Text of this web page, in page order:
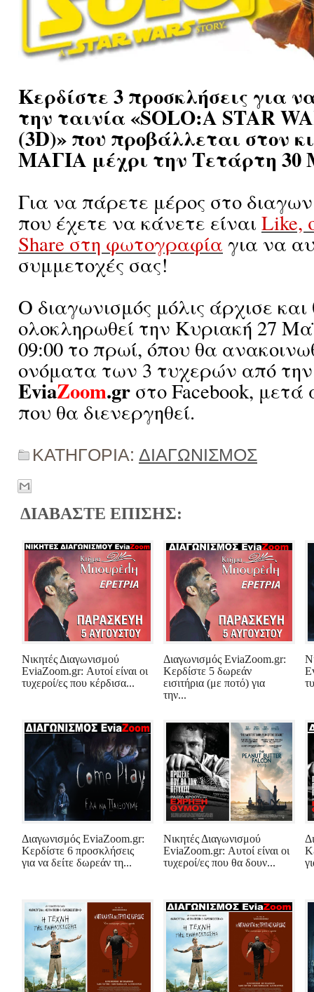
Κερδίστε 3 προσκλήσεις για
την ταινία «SOLO:A STAR
(3D)» που προβάλλεται στον
ΜΑΓΙΑ μέχρι την Τετάρτη 30
Για να πάρετε μέρος στο
που έχετε να κάνετε είναι Like,
Share στη φωτογραφία για να
συμμετοχές σας!
Ο διαγωνισμός μόλις άρχισε και
ολοκληρωθεί την Κυριακή 27
09:00 το πρωί, όπου θα
ονόματα των 3 τυχερών από
EviaZoom.gr στο Facebook,
που θα διενεργηθεί.
ΚΑΤΗΓΟΡΙΑ: ΔΙΑΓΩΝΙΣΜΟΣ
ΔΙΑΒΑΣΤΕ ΕΠΙΣΗΣ:
Νικητές Διαγωνισμού
EviaZoom.gr: Αυτοί είναι οι
τυχεροί/ες που κέρδισα...
Διαγωνισμός EviaZoom.gr:
Κερδίστε 5 δωρεάν
εισιτήρια (με ποτό) για
την...
Διαγωνισμός EviaZoom.gr:
Κερδίστε 6 προσκλήσεις
για να δείτε δωρεάν τη...
Νικητές Διαγωνισμού
EviaZoom.gr: Αυτοί είναι οι
τυχεροί/ες που θα δουν...